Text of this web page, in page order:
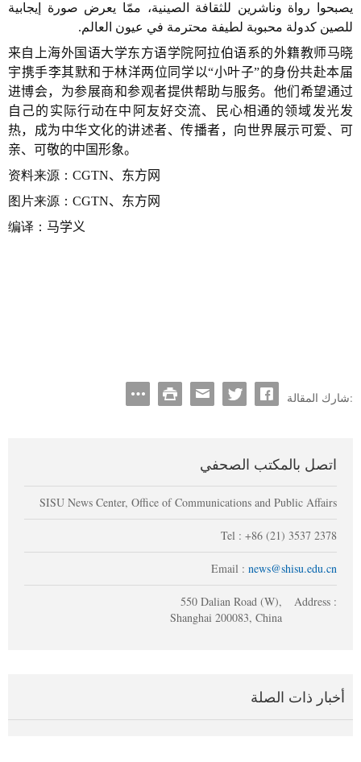
يصبحوا رواة وناشرين للثقافة الصينية، ممّا يعرض صورة إيجابية
للصين كدولة محبوبة لطيفة محترمة في عيون العالم.
来自上海外国语大学东方语学院阿拉伯语系的外籍教师马晓
宇携手李其默和于林洋两位同学以“小叶子”的身份共赴本届
进博会，为参展商和参观者提供帮助与服务。他们希望通过
自己的实际行动在中阿友好交流、民心相通的领域发光发
热，成为中华文化的讲述者、传播者，向世界展示可爱、可
亲、可敬的中国形象。
资料来源： CGTN、东方网
图片来源： CGTN、东方网
编译： 马学义
شارك المقالة:
اتصل بالمكتب الصحفي
SISU News Center, Office of Communications and Public Affairs
Tel : +86 (21) 3537 2378
Email : news@shisu.edu.cn
Address :
550 Dalian Road (W),
Shanghai 200083, China
أخبار ذات الصلة